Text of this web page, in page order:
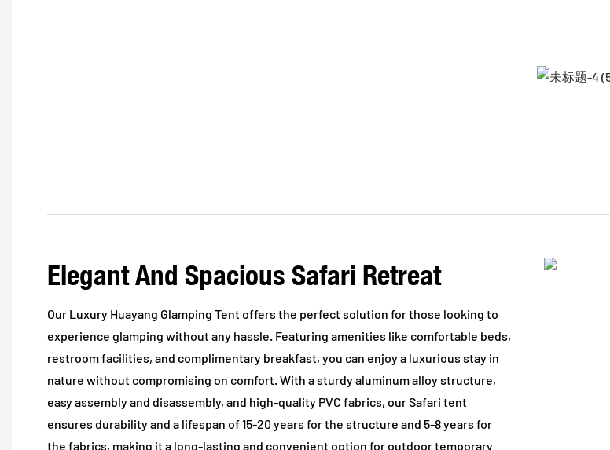
Elegant And Spacious Safari Retreat
Our Luxury Huayang Glamping Tent offers the perfect solution for those looking to
experience glamping without any hassle. Featuring amenities like comfortable beds,
restroom facilities, and complimentary breakfast, you can enjoy a luxurious stay in
nature without compromising on comfort. With a sturdy aluminum alloy structure,
easy assembly and disassembly, and high-quality PVC fabrics, our Safari tent
ensures durability and a lifespan of 15-20 years for the structure and 5-8 years for
the fabrics, making it a long-lasting and convenient option for outdoor temporary